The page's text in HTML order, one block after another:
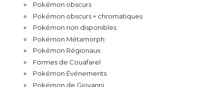
Pokémon obscurs
Pokémon obscurs + chromatiques
Pokémon non disponibles
Pokémon Métamorph
Pokémon Régionaux
Formes de Couafarel
Pokémon Événements
Pokémon de Giovanni